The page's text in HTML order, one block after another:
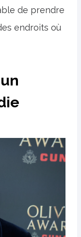
de prendre
endroits où